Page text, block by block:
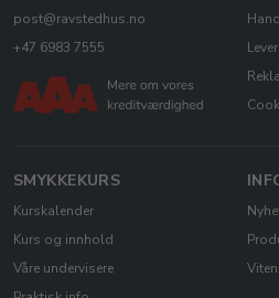
post@ravstedhus.no
+47 6983 7555
SMYKKEKURS
Kurskalender
Kurs og innhold
Våre undervisere